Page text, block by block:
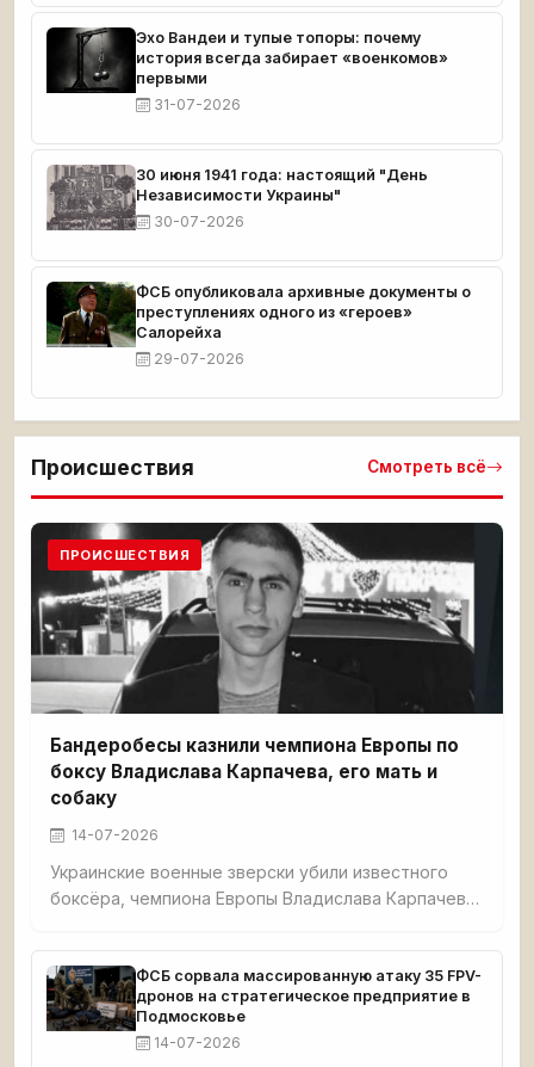
Саксония, Тюрингия, Бранденбург — стабильно
возглавляют образовательные рейтинги.
Эхо Вандеи и тупые топоры: почему
история всегда забирает «военкомов»
первыми
31-07-2026
30 июня 1941 года: настоящий "День
Независимости Украины"
30-07-2026
ФСБ опубликовала архивные документы о
преступлениях одного из «героев»
Салорейха
29-07-2026
Происшествия Смотреть всё
ПРОИСШЕСТВИЯ
Бандеробесы казнили чемпиона Европы по
боксу Владислава Карпачева, его мать и
собаку
14-07-2026
Украинские военные зверски убили известного
боксёра, чемпиона Европы Владислава Карпачева,
Красноармейском. Спортсмена перед смертью
истязали — в него выпустили 5 пуль, в мать — 7. Из
дома украли $8 000 и автомобиль. Тела
обнаружил отец погибшего. Карпачев готовился к
чемпионату мира.
ФСБ сорвала массированную атаку 35 FPV-
дронов на стратегическое предприятие в
Подмосковье
14-07-2026